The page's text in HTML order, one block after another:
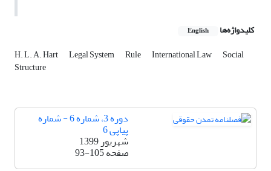
کلیدواژه‌ها English
H. L. A. Hart Legal System Rule International Law Social
Structure
دوره 3، شماره 6 - شماره
پیاپی 6
شهریور 1399
صفحه93-105